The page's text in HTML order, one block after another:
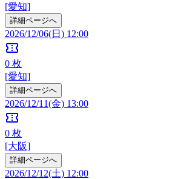
[愛知]
詳細ページへ
2026/12/06(日) 12:00
confirmation_number
0 枚
[愛知]
詳細ページへ
2026/12/11(金) 13:00
confirmation_number
0 枚
[大阪]
詳細ページへ
2026/12/12(土) 12:00